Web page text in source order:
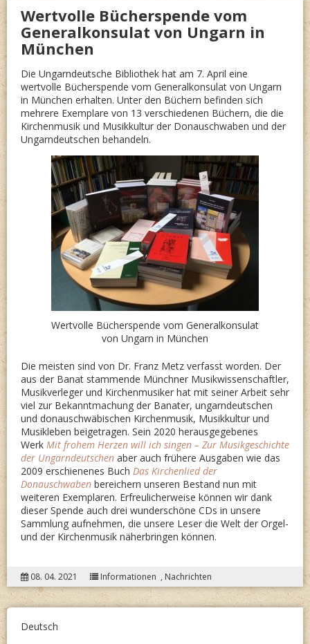
BROT”
Wertvolle Bücherspende vom
Generalkonsulat von Ungarn in
München
Die Ungarndeutsche Bibliothek hat am 7. April eine
wertvolle Bücherspende vom Generalkonsulat von Ungarn
in München erhalten. Unter den Büchern befinden sich
mehrere Exemplare von 13 verschiedenen Büchern, die die
Kirchenmusik und Musikkultur der Donauschwaben und der
Ungarndeutschen behandeln.
Wertvolle Bücherspende vom Generalkonsulat
von Ungarn in München
Die meisten sind von Dr. Franz Metz verfasst worden. Der
aus der Banat stammende Münchner Musikwissenschaftler,
Musikverleger und Kirchenmusiker hat mit seiner Arbeit sehr
viel zur Bekanntmachung der Banater, ungarndeutschen
und donauschwäbischen Kirchenmusik, Musikkultur und
Musikleben beigetragen. Sein 2020 herausgegebenes
Werk Mit frohem Herzen will ich singen – Zur Musikgeschichte
der Ungarndeutschen aber auch frühere Ausgaben wie das
2009 erschienenes Buch Das Kirchenlied der
Donauschwaben bereichern unseren Bestand nun mit
weiteren Exemplaren. Erfreulicherweise können wir dank
dieser Spende auch drei wunderschöne CDs in unsere
Sammlung aufnehmen, die unsere Leser die Welt der Orgel-
und der Kirchenmusik näherbringen können.
08. 04. 2021 Informationen , Nachrichten
Deutsch